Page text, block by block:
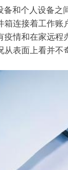
备和个人设备
连接着工作
疫情和在家远
表面上看并不